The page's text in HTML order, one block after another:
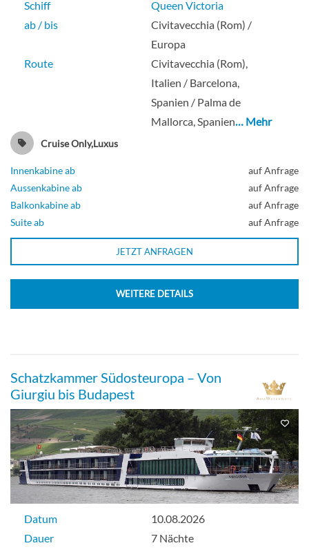
Schiff
Queen Victoria
ab / bis
Civitavecchia (Rom) /
Europa
Route
Civitavecchia (Rom),
Italien / Barcelona,
Spanien / Palma de
Mallorca, Spanien… Mehr
Cruise Only,Luxus
Innenkabine ab
auf Anfrage
Aussenkabine ab
auf Anfrage
Balkonkabine ab
auf Anfrage
Suite ab
auf Anfrage
JETZT ANFRAGEN
WEITERE DETAILS
Schatzkammer Südosteuropa – Von
Giurgiu bis Budapest
Datum
10.08.2026
Dauer
7 Nächte